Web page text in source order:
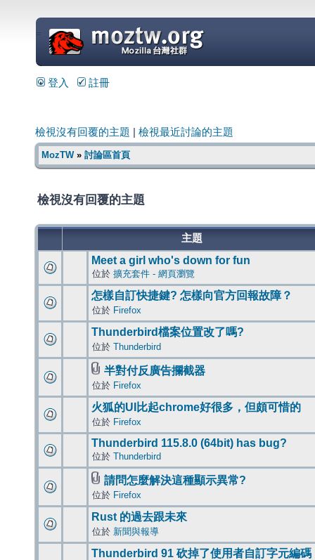
=
登入 註冊
檢視沒有回覆的主題 檢視最近討論的主題
MozTW» 討論區首頁
檢視沒有回覆的主題
主題
Meet a girl who's down for fun
位於 擴充套件 - 網頁瀏覽
怎樣自訂快捷鍵? 怎樣向官方回報故障？
位於 Firefox
Thunderbird檔案位置改了嗎?
位於 Thunderbird
半對付反廣告攔截器
位於 Firefox
火狐的UI比起chrome好很多，但頗可惜的
位於 Firefox
Thunderbird 115.8.0 (64bit) has bug?
位於 Thunderbird
請問怎麼解決這種顯示異常?
位於 Firefox
Rust 的過去跟未來
位於 新聞與報導
Thunderbird 91 砍掉了使用者自訂字元編碼